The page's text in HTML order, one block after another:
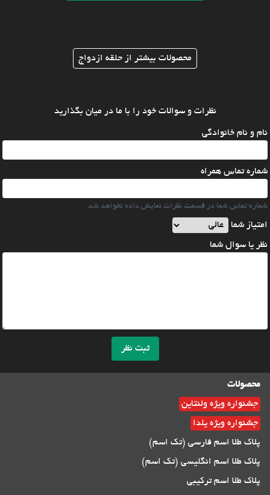
محصولات بیشتر از حلقه ازدواج
نظرات و سوالات خود را با ما در میان بگذارید
نام و نام خانوادگی
شماره تماس همراه
شماره تماس شما در قسمت نظرات نمایش داده نخواهد شد.
امتیاز شما
نظر یا سوال شما
ثبت نظر
محصولات
جشنواره ویژه ولنتاین
جشنواره ویژه یلدا
پلاک طلا اسم فارسی (تک اسم)
پلاک طلا اسم انگلیسی (تک اسم)
پلاک طلا اسم ترکیبی